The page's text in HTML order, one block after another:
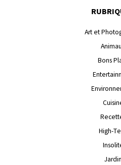
Art et
Bons
High-
Jardin